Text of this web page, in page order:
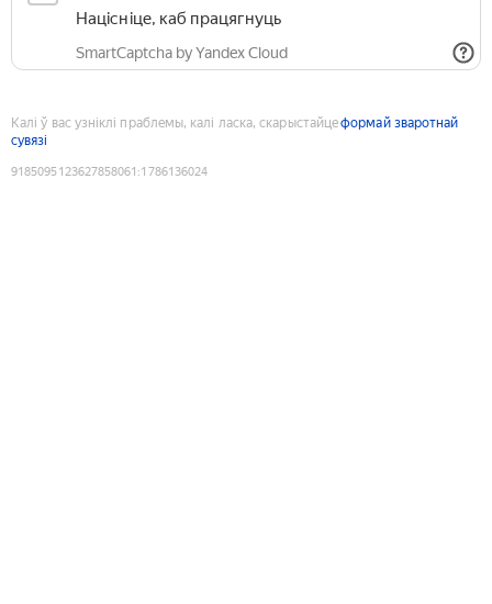
Націсніце, каб працягнуць
SmartCaptcha by Yandex Cloud
Калі ў вас узніклі праблемы, калі ласка, скарыстайцеформай зваротнай
сувязі
9185095123627858061 :1786136024